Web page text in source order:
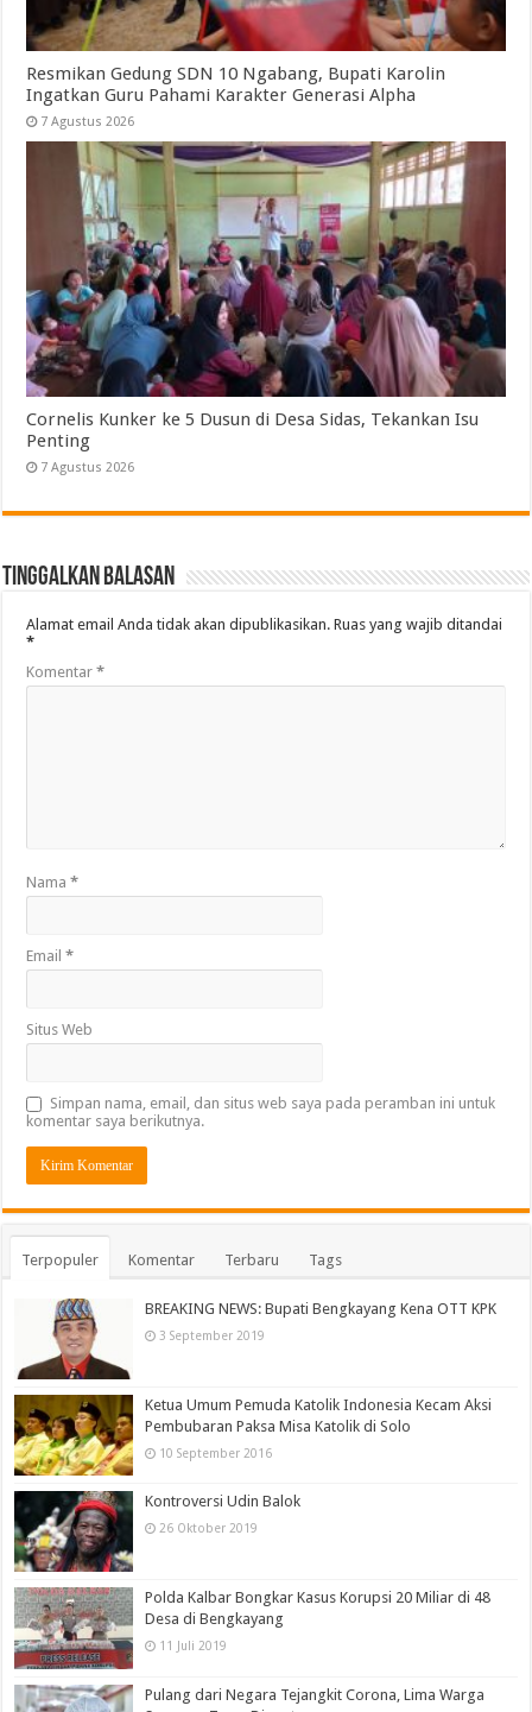
Resmikan Gedung SDN 10 Ngabang, Bupati Karolin
Ingatkan Guru Pahami Karakter Generasi Alpha
7 Agustus 2026
Cornelis Kunker ke 5 Dusun di Desa Sidas, Tekankan Isu
Penting
7 Agustus 2026
Tinggalkan Balasan
Alamat email Anda tidak akan dipublikasikan. Ruas yang wajib ditandai
*
Komentar*
Nama*
Email*
Situs Web
Simpan nama, email, dan situs web saya pada peramban ini untuk
komentar saya berikutnya.
Terpopuler Komentar Terbaru Tags
BREAKING NEWS: Bupati Bengkayang Kena OTT KPK
3 September 2019
Ketua Umum Pemuda Katolik Indonesia Kecam Aksi
Pembubaran Paksa Misa Katolik di Solo
10 September 2016
Kontroversi Udin Balok
26 Oktober 2019
Polda Kalbar Bongkar Kasus Korupsi 20 Miliar di 48
Desa di Bengkayang
11 Juli 2019
Pulang dari Negara Tejangkit Corona, Lima Warga